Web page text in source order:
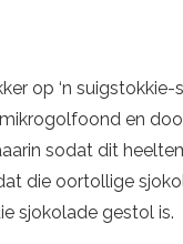
op ‘n
en
sodat dit
die oortollige
sjokolade gestol is.